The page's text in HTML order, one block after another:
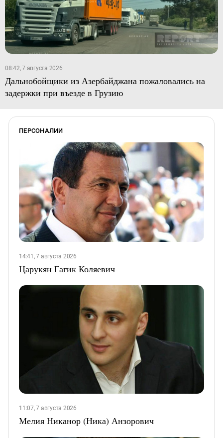
08:42, 7 августа 2026
Дальнобойщики из Азербайджана пожаловались на
задержки при въезде в Грузию
ПЕРСОНАЛИИ
14:41, 7 августа 2026
Царукян Гагик Коляевич
11:07, 7 августа 2026
Мелия Никанор (Ника) Анзорович